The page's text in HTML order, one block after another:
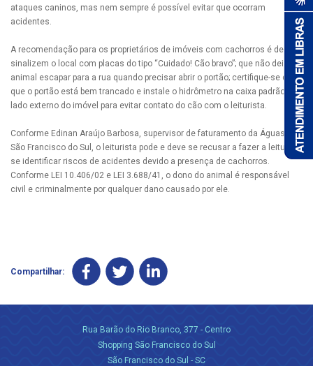
ataques caninos, mas nem sempre é possível evitar que ocorram
acidentes.
A recomendação para os proprietários de imóveis com cachorros é de que
sinalizem o local com placas do tipo “Cuidado! Cão bravo”; que não deixe o
animal escapar para a rua quando precisar abrir o portão; certifique-se de
que o portão está bem trancado e instale o hidrômetro na caixa padrão, do
lado externo do imóvel para evitar contato do cão com o leiturista.
Conforme Edinan Araújo Barbosa, supervisor de faturamento da Águas de
São Francisco do Sul, o leiturista pode e deve se recusar a fazer a leitura
se identificar riscos de acidentes devido a presença de cachorros.
Conforme LEI 10.406/02 e LEI 3.688/41, o dono do animal é responsável
civil e criminalmente por qualquer dano causado por ele.
Compartilhar:
Rua Barão do Rio Branco, 377 - Centro
Shopping São Francisco do Sul
São Francisco do Sul - SC